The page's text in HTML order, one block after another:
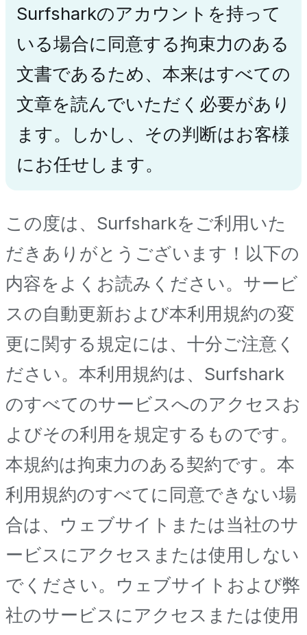
Surfsharkのアカウントを持って
いる場合に同意する拘束力のある
文書であるため、本来はすべての
文章を読んでいただく必要があり
ます。しかし、その判断はお客様
にお任せします。
この度は、Surfsharkをご利用いた
だきありがとうございます！以下の
内容をよくお読みください。サービ
スの自動更新および本利用規約の変
更に関する規定には、十分ご注意く
ださい。本利用規約は、Surfshark
のすべてのサービスへのアクセスお
よびその利用を規定するものです。
本規約は拘束力のある契約です。本
利用規約のすべてに同意できない場
合は、ウェブサイトまたは当社のサ
ービスにアクセスまたは使用しない
でください。ウェブサイトおよび弊
社のサービスにアクセスまたは使用